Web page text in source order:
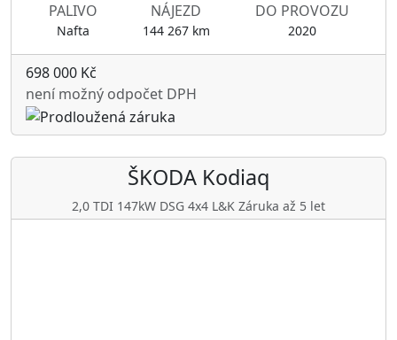
PALIVO
Nafta
NÁJEZD
144 267 km
DO PROVOZU
2020
698 000 Kč
není možný odpočet DPH
ŠKODA Kodiaq
2,0 TDI 147kW DSG 4x4 L&K Záruka až 5 let